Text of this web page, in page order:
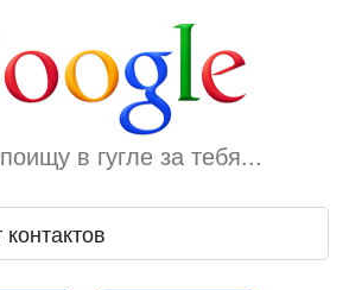
в гугле за тебя...